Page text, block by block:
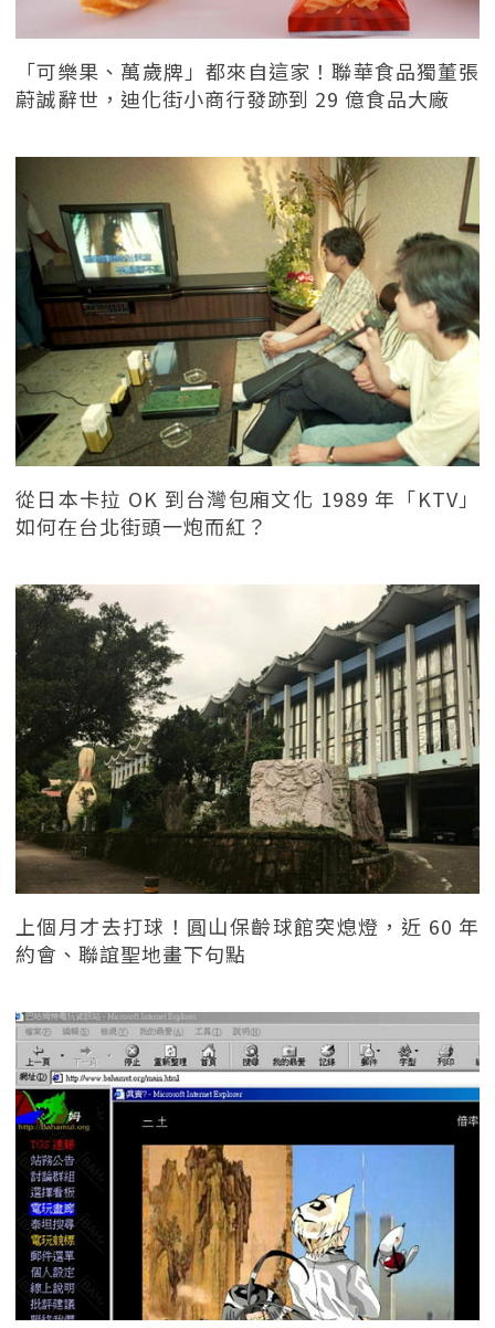
「可樂果、萬歲牌」都來自這家！聯華食品獨董張
蔚誠辭世，迪化街小商行發跡到 29 億食品大廠
從日本卡拉 OK 到台灣包廂文化 1989 年「KTV」
如何在台北街頭一炮而紅？
上個月才去打球！圓山保齡球館突熄燈，近 60 年
約會、聯誼聖地畫下句點